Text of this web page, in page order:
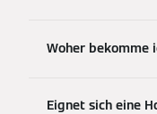
Woher bekomme
Eignet sich eine